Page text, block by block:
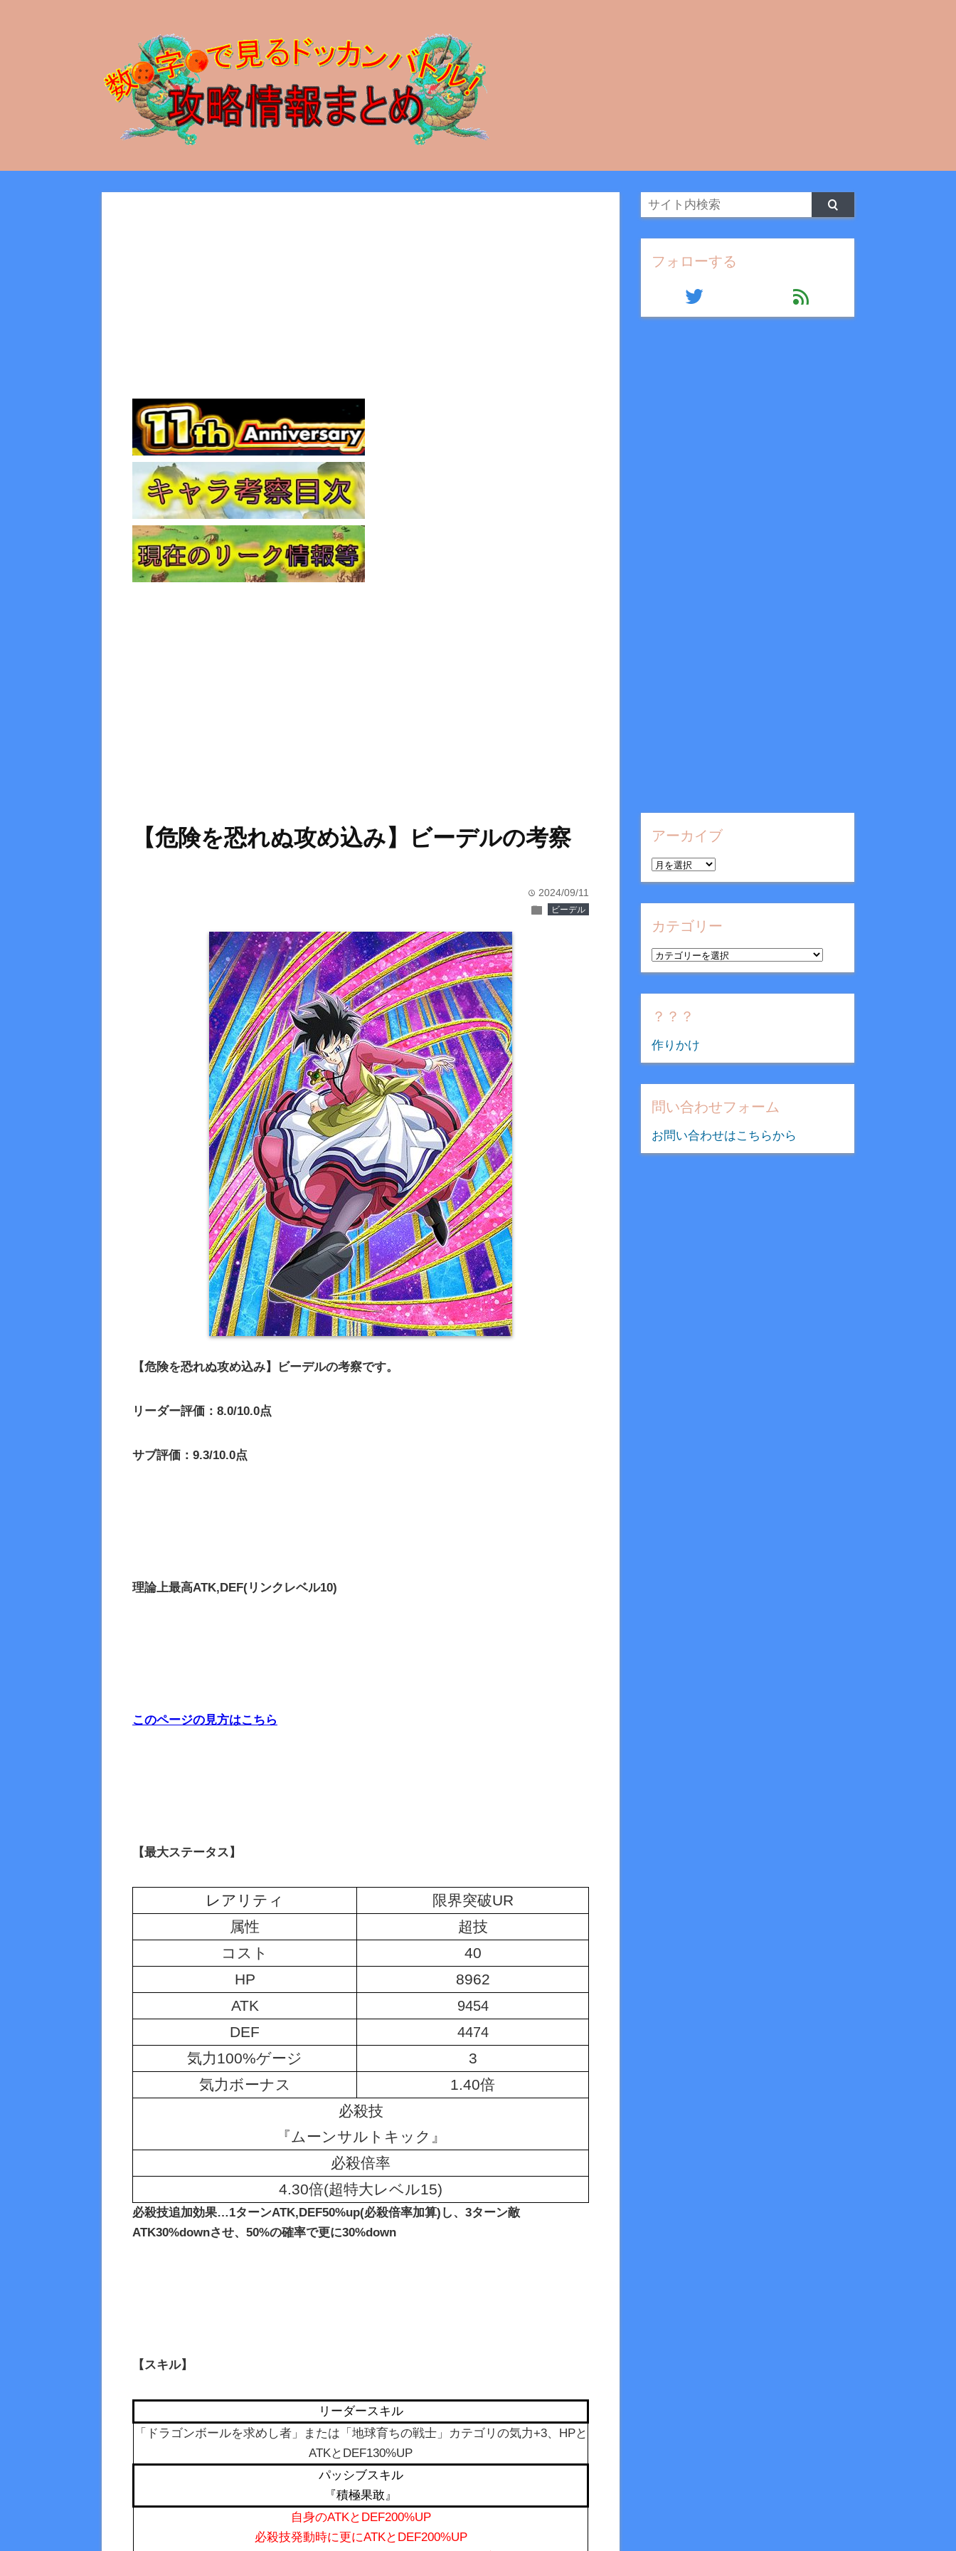
【危険を恐れぬ攻め込み】ビーデルの考察
time 2024/09/11
folder ビーデル
【危険を恐れぬ攻め込み】ビーデルの考察です。
リーダー評価：8.0/10.0点
サブ評価：9.3/10.0点
理論上最高ATK,DEF(リンクレベル10)
このページの見方はこちら
【最大ステータス】
レアリティ
限界突破UR
属性
超技
コ スト
40
HP
8962
ATK
9454
DEF 4474
気力100%ゲージ
3
気力ボーナス
1.40倍
必殺技
『ムーンサルトキック』
必殺倍率
4.30倍(超特大レベル15)
必殺技追加効果…1ターンATK,DEF50%up(必殺倍率加算)し、3ターン敵
ATK30%downさせ、50%の確率で更に30%down
【スキル】
リーダースキル
「ドラゴンボールを求めし者」または「地球育ちの戦士」カテゴリの気力+3、HPと
ATKとDEF130%UP
パッシブスキル
『積極果敢』
自身のATKとDEF200%UP
必殺技発動時に更にATKとDEF200%UP
フォローする
twitter feed
アーカイブ
ア
ー
カ
イ
カテゴリー
カ
テ
ゴ
リ
？？？
作りかけ
問い合わせフォーム
お問い合わせはこちらから